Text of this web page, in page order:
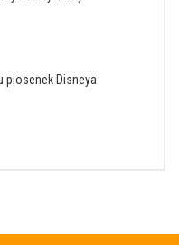
piosenek Disneya